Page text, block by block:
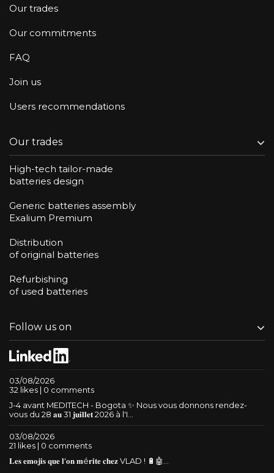
Our trades
Our commitments
FAQ
Join us
Users recommendations
Our trades
High-tech tailor-made
batteries design
Generic batteries assembly
Exalium Premium
Distribution
of original batteries
Refurbishing
of used batteries
Follow us on
03/08/2026
32 likes | 0 comments
J-4 avant MEDITECH - Bogota ✨ Nous vous donnons rendez-
vous du 28 𝐚𝐮 31 𝐣𝐮𝐢𝐥𝐥𝐞𝐭 2026 à l'I...
03/08/2026
21 likes | 0 comments
𝐋𝐞𝐬 𝐞𝐦𝐨𝐣𝐢𝐬 𝐪𝐮𝐞 𝐥'𝐨𝐧 𝐦é𝐫𝐢𝐭𝐞 𝐜𝐡𝐞𝐳 VLAD ! 🔋🤖...